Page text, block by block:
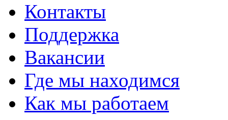
Контакты
Поддержка
Вакансии
Где мы находимся
Как мы работаем